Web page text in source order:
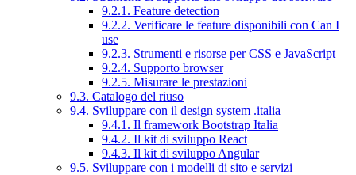
9.2.1. Feature detection
9.2.2. Verificare le feature disponibili con Can I
use
9.2.3. Strumenti e risorse per CSS e JavaScript
9.2.4. Supporto browser
9.2.5. Misurare le prestazioni
9.3. Catalogo del riuso
9.4. Sviluppare con il design system .italia
9.4.1. Il framework Bootstrap Italia
9.4.2. Il kit di sviluppo React
9.4.3. Il kit di sviluppo Angular
9.5. Sviluppare con i modelli di sito e servizi